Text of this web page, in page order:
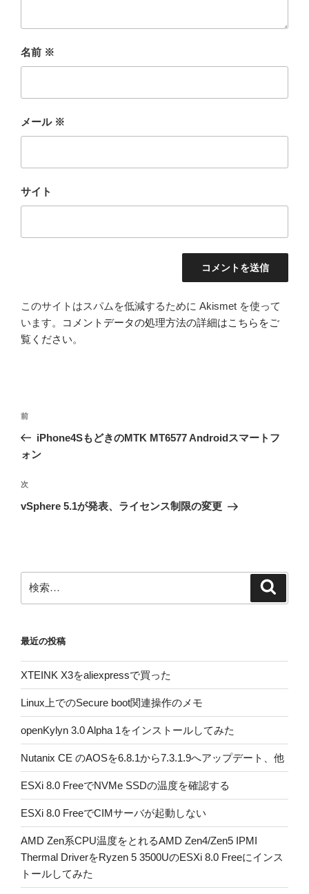
名前 ※
メール ※
サイト
このサイトはスパムを低減するために Akismet を使って
います。
コメントデータの処理方法の詳細はこちらをご
覧ください。
投
ナ
ゲ
ー
前
の
投
前
iPhone4SもどきのMTK MT6577 Androidスマートフ
ォン
次
の
次
vSphere 5.1が発表、ライセンス制限の変更
索:
最近の投稿
XTEINK X3をaliexpressで買った
Linux上でのSecure boot関連操作のメモ
openKylyn 3.0 Alpha 1をインストールしてみた
Nutanix CE のAOSを6.8.1から7.3.1.9へアップデート、他
ESXi 8.0 FreeでNVMe SSDの温度を確認する
ESXi 8.0 FreeでCIMサーバが起動しない
AMD Zen系CPU温度をとれるAMD Zen4/Zen5 IPMI
Thermal DriverをRyzen 5 3500UのESXi 8.0 Freeにインス
トールしてみた